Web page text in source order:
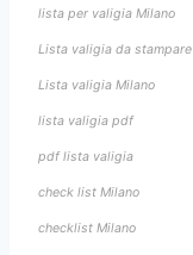
lista per valigia Milano
Lista valigia da stampare
Lista valigia Milano
lista valigia pdf
pdf lista valigia
check list Milano
checklist Milano